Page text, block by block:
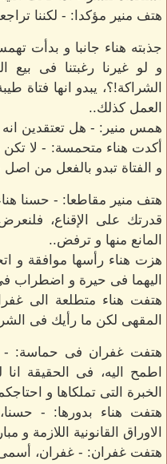
هتف منير مؤكدا: - لكننا
جذبته هناء جانبا و بدأت
و لو غيرنا رغبتنا فى بيع
الشراكة!؟، يبدو انها
العمل كذلك..
همس منير: - هل تعتقدين
أكدت هناء متحمسة: - لا تكن
و الفتاة تبدو بالفعل من
هتف منير مقاطعا: - حسنا
قدرتك على الإقناع،
المانع منها و ترفض..
هزت هناء رأسها موافقة و
اليهما فى حيرة و اضطراب فى
هتفت هناء متطلعة الى
المقهى لكن ما رأيك فى
هتفت غفران فى حماسة: -
اطمح اليه، فى الحقيقة
الخبرة التى تملكاها و
هتفت هناء بدورها: -
الاوراق القانونية اللازمة و
هتفت غفران: - غفران،